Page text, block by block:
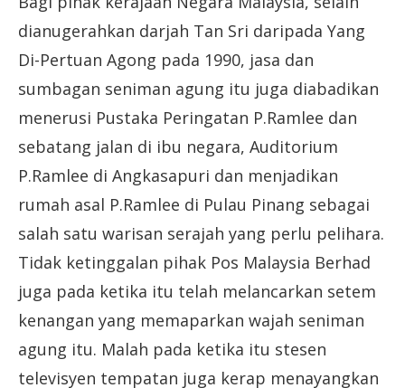
dianugerahkan darjah Tan Sri daripada Yang
Di-Pertuan Agong pada 1990, jasa dan
sumbagan seniman agung itu juga diabadikan
menerusi Pustaka Peringatan P.Ramlee dan
sebatang jalan di ibu negara, Auditorium
P.Ramlee di Angkasapuri dan menjadikan
rumah asal P.Ramlee di Pulau Pinang sebagai
salah satu warisan serajah yang perlu pelihara.
Tidak ketinggalan pihak Pos Malaysia Berhad
juga pada ketika itu telah melancarkan setem
kenangan yang memaparkan wajah seniman
agung itu. Malah pada ketika itu stesen
televisyen tempatan juga kerap menayangkan